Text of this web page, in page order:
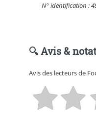
N° identification :
🔍 Avis &
Avis des lecteurs de